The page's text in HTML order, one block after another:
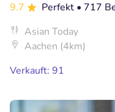
9.7
Perfekt • 717
Asian Today
Aachen (4km)
Verkauft: 91